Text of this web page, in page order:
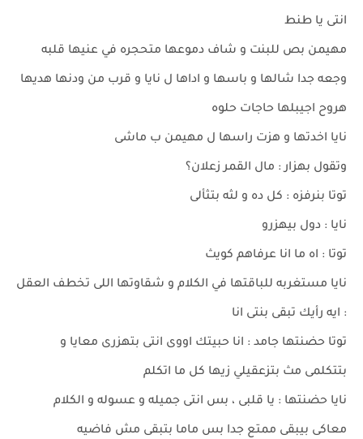
انتى يا طنط
مهيمن بص للبنت و شاف دموعها متحجره في عنيها قلبه
وجعه جدا شالها و باسها و اداها ل نايا و قرب من ودنها هديها
هروح اجيبلها حاجات حلوه
نايا اخدتها و هزت راسها ل مهيمن ب ماشى
وتقول بهزار : مال القمر زعلان؟
توتا بنرفزه : كل ده و لثه بتثألى
نايا : دول بيهزرو
توتا : اه ما انا عرفاهم كويث
نايا مستغربه للباقتها في الكلام و شقاوتها اللى تخطف العقل
: ايه رأيك تبقى بنتى انا
توتا حضنتها جامد : انا حبيتك اووى انتى بتهزرى معايا و
بتتكلمى مث بتزعقيلي زيها كل ما اتكلم
نايا حضنتها : يا قلبى ، بس انتى جميله و عسوله و الكلام
معاكى بيبقى ممتع جدا بس ماما بتبقى مش فاضيه